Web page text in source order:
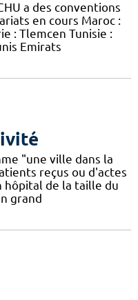
a des conventions
en cours Maroc :
: Tlemcen Tunisie :
Emirats
"une ville dans la
reçus ou d'actes
hôpital de la taille du
grand